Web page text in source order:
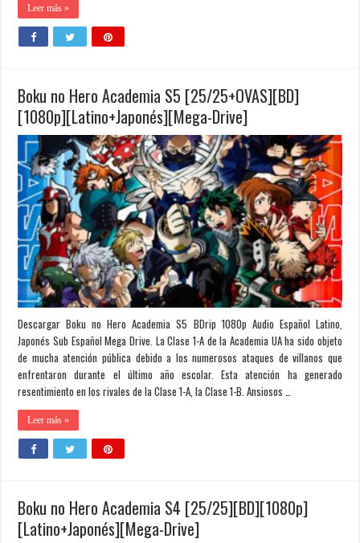
Leer más »
Boku no Hero Academia S5 [25/25+OVAS][BD]
[1080p][Latino+Japonés][Mega-Drive]
Descargar Boku no Hero Academia S5 BDrip 1080p Audio Español Latino,
Japonés Sub Español Mega Drive. La Clase 1-A de la Academia UA ha sido objeto
de mucha atención pública debido a los numerosos ataques de villanos que
enfrentaron durante el último año escolar. Esta atención ha generado
resentimiento en los rivales de la Clase 1-A, la Clase 1-B. Ansiosos …
Leer más »
Boku no Hero Academia S4 [25/25][BD][1080p]
[Latino+Japonés][Mega-Drive]